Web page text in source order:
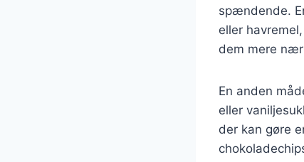
spændende.
eller
dem mere
En anden
eller
der kan gøre